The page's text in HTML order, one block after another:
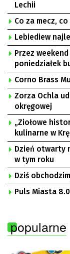
Lechii
Co za mecz,
Lebiediew
Przez
poniedziałek
Corno Brass
Zorza Ochla
okręgowej
„Ziołowe
kulinarne w
Dzień otwarty
w tym roku
Dziś
Puls Miasta
popularne